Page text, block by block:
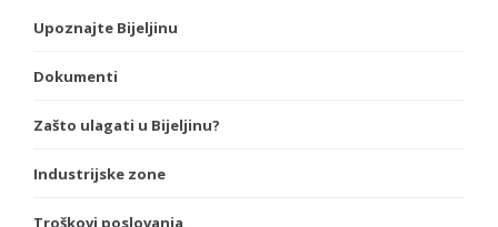
Upoznajte Bijeljinu
Dokumenti
Zašto ulagati u Bijeljinu?
Industrijske zone
Troškovi poslovanja